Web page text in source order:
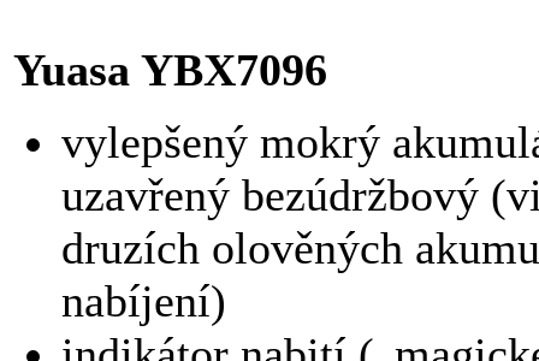
Yuasa YBX7096
vylepšený mokrý
uzavřený bezúdržbový
druzích olověných
nabíjení)